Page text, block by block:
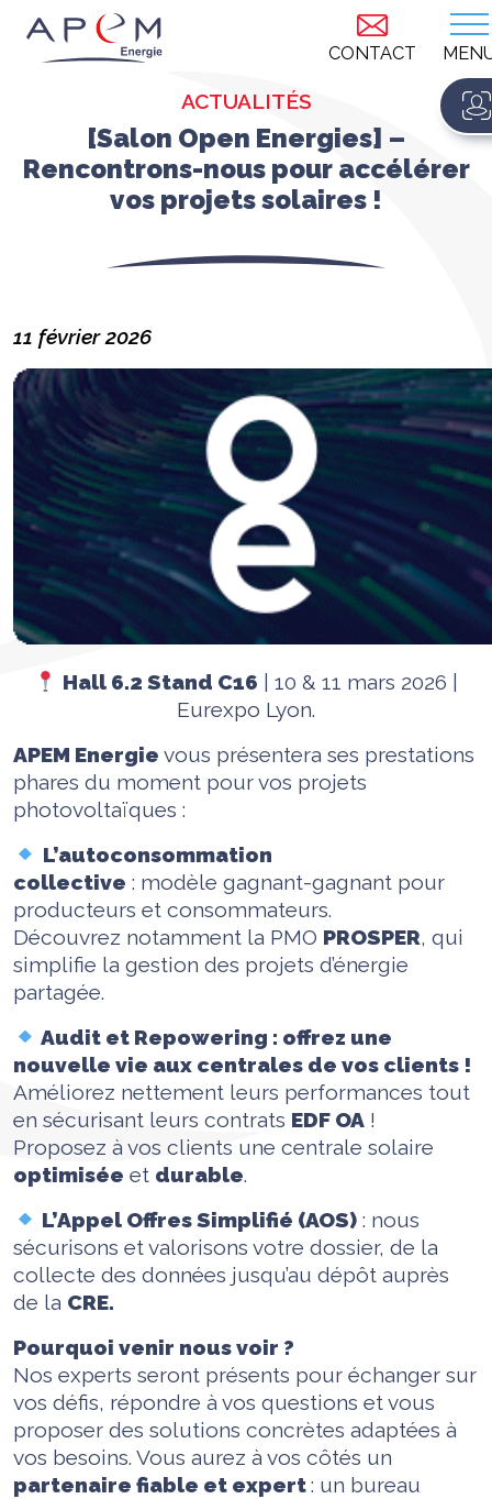
CONTACT
ACTUALITÉS
[Salon Open Energies] –
Rencontrons-nous pour accélérer
vos projets solaires !
11 février 2026
Hall 6.2 Stand C16 | 10 & 11 mars 2026 |
Eurexpo Lyon.
APEM Energie vous présentera ses prestations
phares du moment pour vos projets
photovoltaïques :
L’autoconsommation
collective : modèle gagnant-gagnant pour
producteurs et consommateurs.
Découvrez notamment la PMO PROSPER, qui
simplifie la gestion des projets d’énergie
partagée.
Audit et Repowering : offrez une
nouvelle vie aux centrales de vos clients !
Améliorez nettement leurs performances tout
en sécurisant leurs contrats EDF OA !
Proposez à vos clients une centrale solaire
optimisée et durable.
L’Appel Offres Simplifié (AOS): nous
sécurisons et valorisons votre dossier, de la
collecte des données jusqu’au dépôt auprès
de la CRE.
Pourquoi venir nous voir ?
Nos experts seront présents pour échanger sur
vos défis, répondre à vos questions et vous
proposer des solutions concrètes adaptées à
vos besoins. Vous aurez à vos côtés un
partenaire fiable et expert: un bureau